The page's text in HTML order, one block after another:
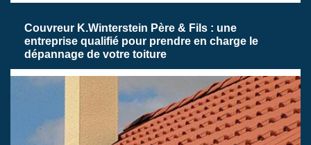
Couvreur K.Winterstein Père & Fils : une
entreprise qualifié pour prendre en charge le
dépannage de votre toiture